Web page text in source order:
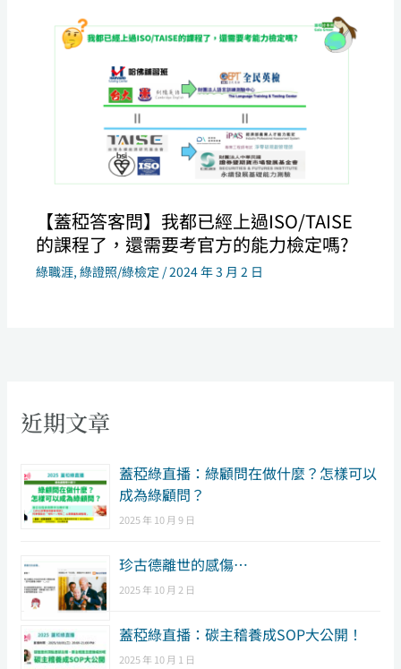
【蓋稏答客問】我都已經上過ISO/TAISE
的課程了，還需要考官方的能力檢定嗎?
綠職涯,綠證照/綠檢定 /2024 年 3 月 2 日
近期文章
​蓋稏綠直播：綠顧問在做什麼？怎樣可以
成為綠顧問？
2025 年 10 月 9 日
珍古德離世的感傷…
2025 年 10 月 2 日
蓋稏綠直播：碳主稽養成SOP大公開！
2025 年 10 月 1 日